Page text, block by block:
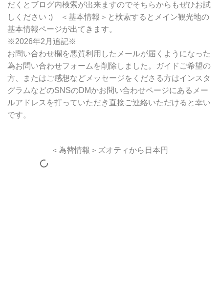
だくとブログ内検索が出来ますのでそちらからもぜひお試
しください :) ＜基本情報＞と検索するとメイン観光地の
基本情報ページが出てきます。
※2026年2月追記※
お問い合わせ欄を悪質利用したメールが届くようになった
為お問い合わせフォームを削除しました。ガイドご希望の
方、またはご感想などメッセージをくださる方はインスタ
グラムなどのSNSのDMかお問い合わせページにあるメー
ルアドレスを打っていただき直接ご連絡いただけると幸い
です。
＜為替情報＞ズオティから日本円